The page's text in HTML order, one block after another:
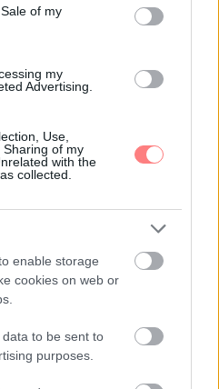
of my
my
Advertising.
Use,
of my
with the
collected.
enable storage
cookies on web or
to be sent to
purposes.
bejegyzés
tudtam, hogy fiúnak
írtam, és Jason
nem tudtam
»Nem, nem vagy
ha idősebb leszel« De
újra elkezdtem azt érezni,
Ez olyan szép és
bánat is rejlik
és aJunosztárja, aki
be a világnak, hogy